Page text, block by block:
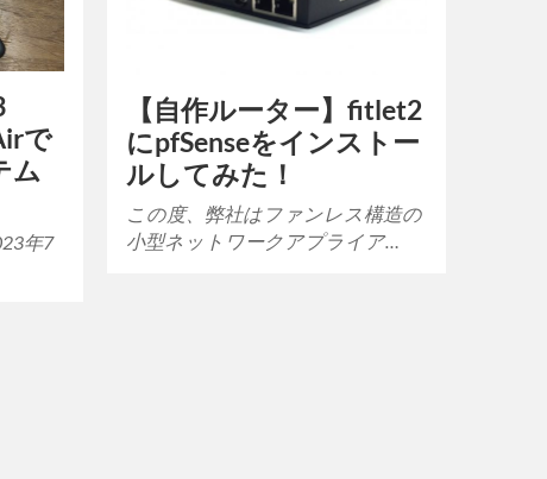
【自作ルーター】fitlet2
にpfSenseをインストー
ルしてみた！
この度、弊社はファンレス構造の
小型ネットワークアプライア…
で
ム
年7